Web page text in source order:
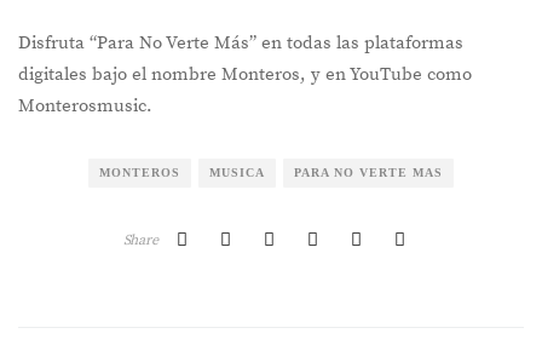
Disfruta “Para No Verte Más” en todas las plataformas
digitales bajo el nombre Monteros, y en YouTube como
Monterosmusic.
MONTEROS MUSICA PARA NO VERTE MAS
Share